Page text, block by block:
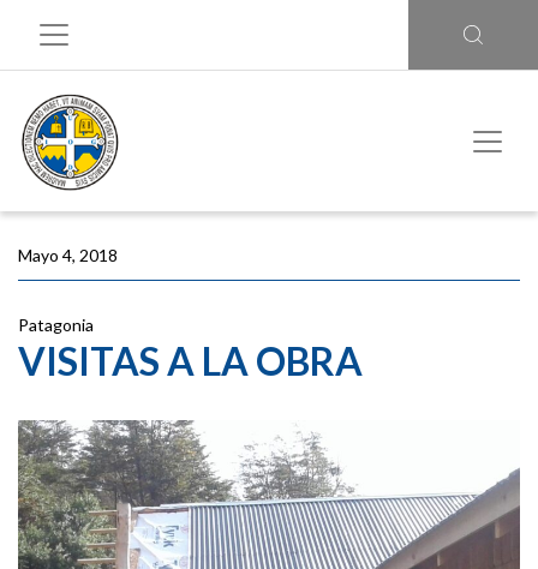
Mayo 4, 2018
Patagonia
VISITAS A LA OBRA